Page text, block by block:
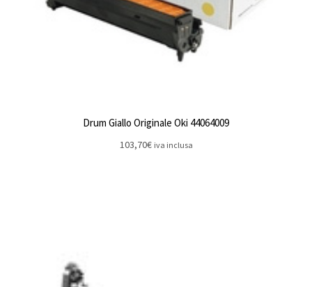
Drum Giallo Originale Oki 44064009
103,70€ iva inclusa